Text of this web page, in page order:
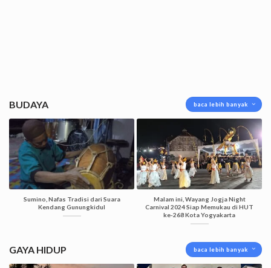
BUDAYA baca lebih banyak
Sumino, Nafas Tradisi dari Suara
Kendang Gunungkidul
Malam ini, Wayang Jogja Night
Carnival 2024 Siap Memukau di HUT
ke-268 Kota Yogyakarta
GAYA HIDUP baca lebih banyak